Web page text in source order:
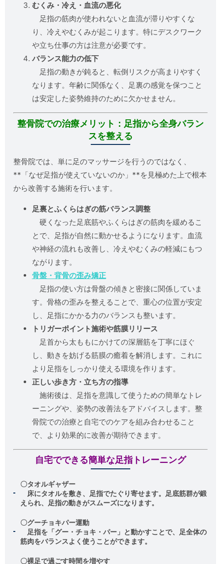
むくみ・冷え・血流の悪化
足指の筋肉が使われないと血流が滞りやすくな
り、冷えやむくみが起こります。特にデスクワーク
や立ち仕事の方は注意が必要です。
バランス能力の低下
足指の動きが鈍ると、転倒リスクが高まりやすく
なります。年齢に関係なく、足裏の感覚を保つこと
は安定した姿勢維持のために欠かせません。
整骨院での治療メリット：足指から全身バラン
スを整える
整骨院では、単に足のマッサージを行うのではなく、
**「なぜ足指が使えていないのか」**を見極めた上で根本
から改善する施術を行います。
足裏とふくらはぎの筋バランス調整
硬くなった足底筋やふくらはぎの筋肉を緩めるこ
とで、足指が自然に動かせるようになります。血流
や神経の流れも改善し、冷えやむくみの軽減にもつ
ながります。
骨盤・背骨の歪み矯正
足指の使い方は骨盤の傾きと密接に関係していま
す。骨格の歪みを整えることで、重心の位置が安定
し、足指にかかる力のバランスも整います。
トリガーポイント施術や筋膜リリース
足首から太ももにかけての深層筋を丁寧にほぐ
し、動きを妨げる筋膜の癒着を解消します。これに
より足指をしっかり使える環境を作ります。
正しい歩き方・立ち方の指導
施術後は、足指を意識して使うための簡単なトレ
ーニングや、姿勢の改善法をアドバイスします。整
骨院での治療と自宅でのケアを組み合わせること
で、より効果的に改善が期待できます。
自宅でできる簡単な足指トレーニング
〇タオルギャザー
床にタオルを敷き、足指でたぐり寄せます。足底筋群が鍛
えられ、足指の動きがスムーズになります。
〇グーチョキパー運動
足指を「グー・チョキ・パー」と動かすことで、足全体の
筋肉をバランスよく使うことができます。
〇裸足で過ごす時間を増やす